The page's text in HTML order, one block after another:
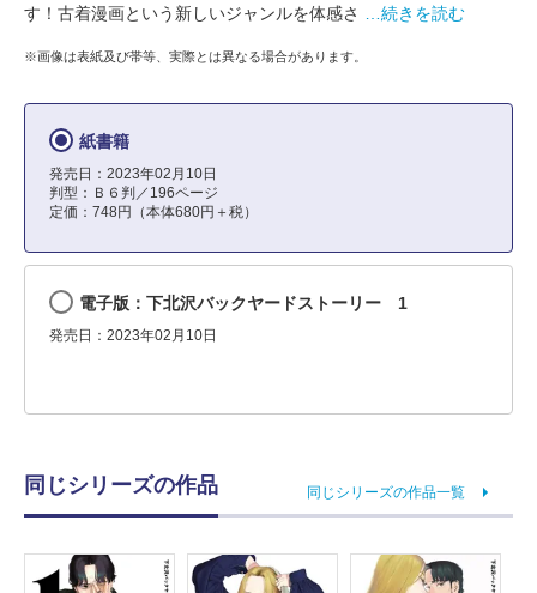
す！古着漫画という新しいジャンルを体感さ
…続きを読む
※画像は表紙及び帯等、実際とは異なる場合があります。
紙書籍
発売日：2023年02月10日
判型：Ｂ６判／196ページ
定価：748円（本体680円＋税）
電子版：下北沢バックヤードストーリー 1
発売日：2023年02月10日
同じシリーズの作品 同じシリーズの作品一覧